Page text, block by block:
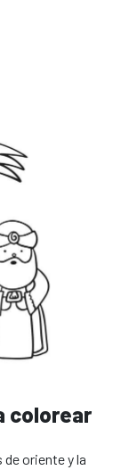
colorear
oriente y la